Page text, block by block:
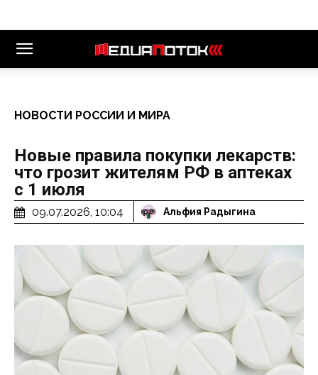
НОВОСТИ РОССИИ И МИРА
Новые правила покупки лекарств:
что грозит жителям РФ в аптеках
с 1 июля
09.07.2026, 10:04 Альфия Радыгина